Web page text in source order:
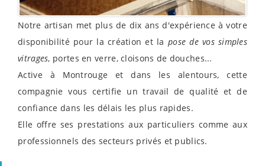
Notre artisan met plus de dix ans d'expérience à votre
disponibilité pour la création et la pose de vos simples
vitrages, portes en verre, cloisons de douches...
Active à Montrouge et dans les alentours, cette
compagnie vous certifie un travail de qualité et de
confiance dans les délais les plus rapides.
Elle offre ses prestations aux particuliers comme aux
professionnels des secteurs privés et publics.